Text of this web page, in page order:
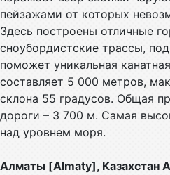
пейзажами от которых
Здесь построены отличные
сноубордистские трассы,
поможет уникальная
составляет 5 000 метров,
склона 55 градусов. Общая
дороги – 3 700 м. Самая
над уровнем моря.
Алматы [Almaty], Казахстан